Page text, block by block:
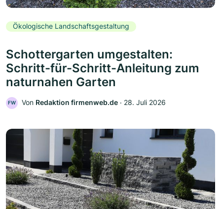
Ökologische Landschaftsgestaltung
Schottergarten umgestalten:
Schritt-für-Schritt-Anleitung zum
naturnahen Garten
FW Von Redaktion firmenweb.de ‧ 28. Juli 2026